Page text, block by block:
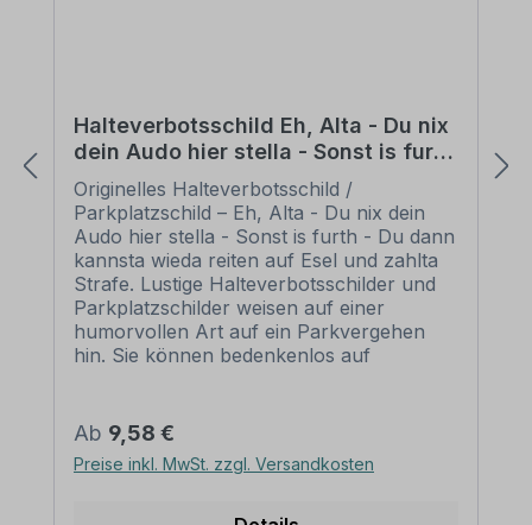
Halteverbotsschild Eh, Alta - Du nix
dein Audo hier stella - Sonst is furth
- Du dann kannsta wieda reiten auf
Esel und zahlta Strafe
Originelles Halteverbotsschild /
Parkplatzschild – Eh, Alta - Du nix dein
Audo hier stella - Sonst is furth - Du dann
kannsta wieda reiten auf Esel und zahlta
Strafe. Lustige Halteverbotsschilder und
Parkplatzschilder weisen auf einer
humorvollen Art auf ein Parkvergehen
hin. Sie können bedenkenlos auf
werden. Unsere Halteverbotshinweise
sind als Standardschilder oder in einer
individualisierten Ausführung erhältlich.
Regulärer Preis:
Ab 9,58 €
Preise inkl. MwSt. zzgl. Versandkosten